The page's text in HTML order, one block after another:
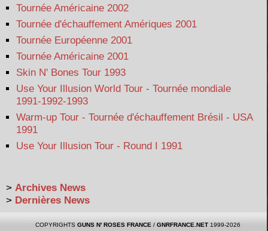
Tournée Américaine 2002
Tournée d'échauffement Amériques 2001
Tournée Européenne 2001
Tournée Américaine 2001
Skin N' Bones Tour 1993
Use Your Illusion World Tour - Tournée mondiale
1991-1992-1993
Warm-up Tour - Tournée d'échauffement Brésil - USA
1991
Use Your Illusion Tour - Round I 1991
> Archives News
> Dernières News
COPYRIGHTS GUNS N' ROSES FRANCE / GNRFRANCE.NET1999-2026